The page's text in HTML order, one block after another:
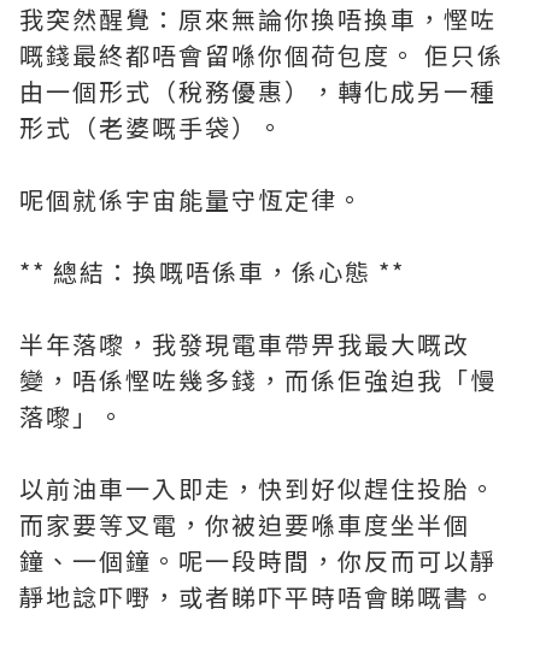
我突然醒覺：原來無論你換唔換車，慳咗
嘅錢最終都唔會留喺你個荷包度。 佢只係
由一個形式（稅務優惠），轉化成另一種
形式（老婆嘅手袋）。
呢個就係宇宙能量守恆定律。
** 總結：換嘅唔係車，係心態 **
半年落嚟，我發現電車帶畀我最大嘅改
變，唔係慳咗幾多錢，而係佢強迫我「慢
落嚟」。
以前油車一入即走，快到好似趕住投胎。
而家要等叉電，你被迫要喺車度坐半個
鐘、一個鐘。呢一段時間，你反而可以靜
靜地諗吓嘢，或者睇吓平時唔會睇嘅書。